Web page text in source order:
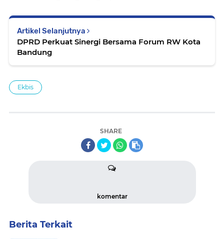
Artikel Selanjutnya
DPRD Perkuat Sinergi Bersama Forum RW Kota
Bandung
Ekbis
SHARE
komentar
Berita Terkait